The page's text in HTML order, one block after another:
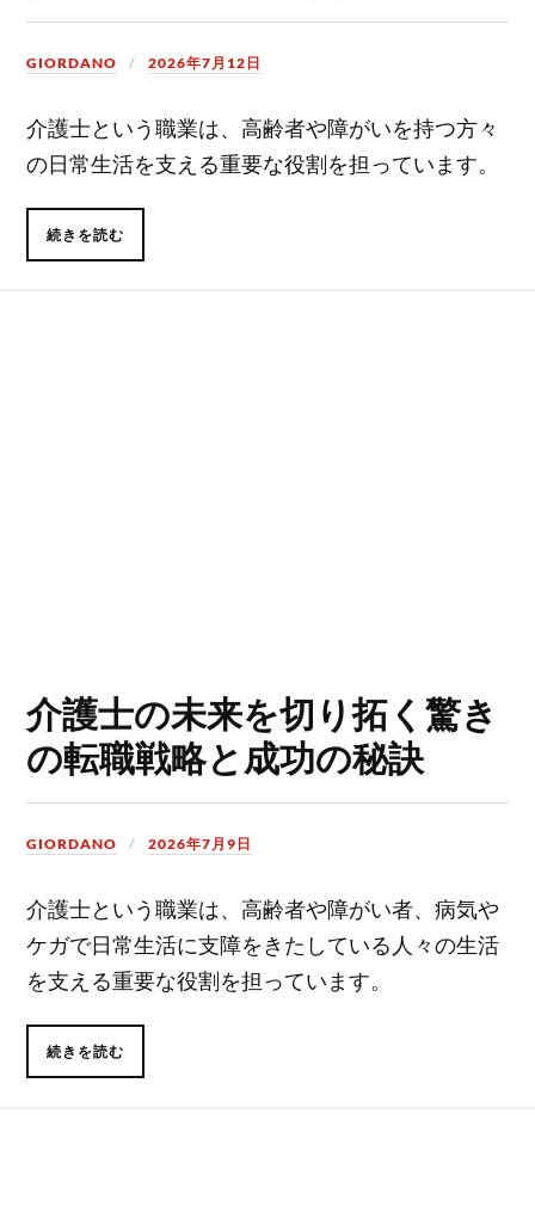
GIORDANO 2026年7月12日
介護士という職業は、高齢者や障がいを持つ方々
の日常生活を支える重要な役割を担っています。
続きを読む
介護士の未来を切り拓く驚き
の転職戦略と成功の秘訣
GIORDANO 2026年7月9日
介護士という職業は、高齢者や障がい者、病気や
ケガで日常生活に支障をきたしている人々の生活
を支える重要な役割を担っています。
続きを読む